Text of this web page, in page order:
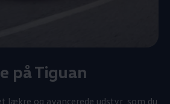
på Tiguan
lækre og avancerede udstyr, som du